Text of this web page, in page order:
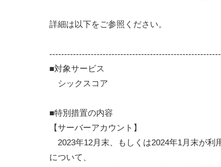
詳細は以下をご参照ください。
■対象サービス
シックスコア
■特別措置の内容
【サーバーアカウント】
2023年12月末、もしくは2024年1月末が利
について、